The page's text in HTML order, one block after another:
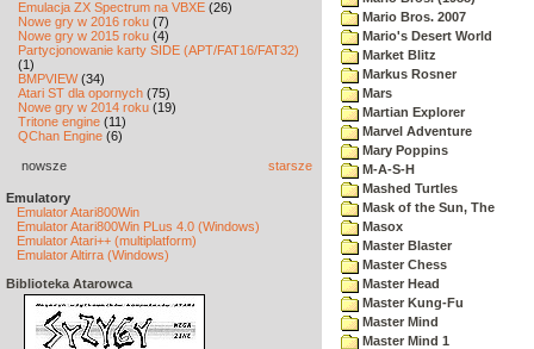
Emulacja ZX Spectrum na VBXE (26)
Nowe gry w 2016 roku (7)
Nowe gry w 2015 roku (4)
Partycjonowanie karty SIDE (APT/FAT16/FAT32)
(1)
BMPVIEW(34)
Atari ST dla opornych (75)
Nowe gry w 2014 roku (19)
Tritone engine (11)
QChan Engine (6)
nowsze starsze
Emulatory
Emulator Atari800Win
Emulator Atari800Win PLus 4.0 (Windows)
Emulator Atari++ (multiplatform)
Emulator Altirra (Windows)
Biblioteka Atarowca
Mario Bros. 2007
Mario's Desert World
Market Blitz
Markus Rosner
Mars
Martian Explorer
Marvel Adventure
Mary Poppins
M-A-S-H
Mashed Turtles
Mask of the Sun, The
Masox
Master Blaster
Master Chess
Master Head
Master Kung-Fu
Master Mind
Master Mind 1